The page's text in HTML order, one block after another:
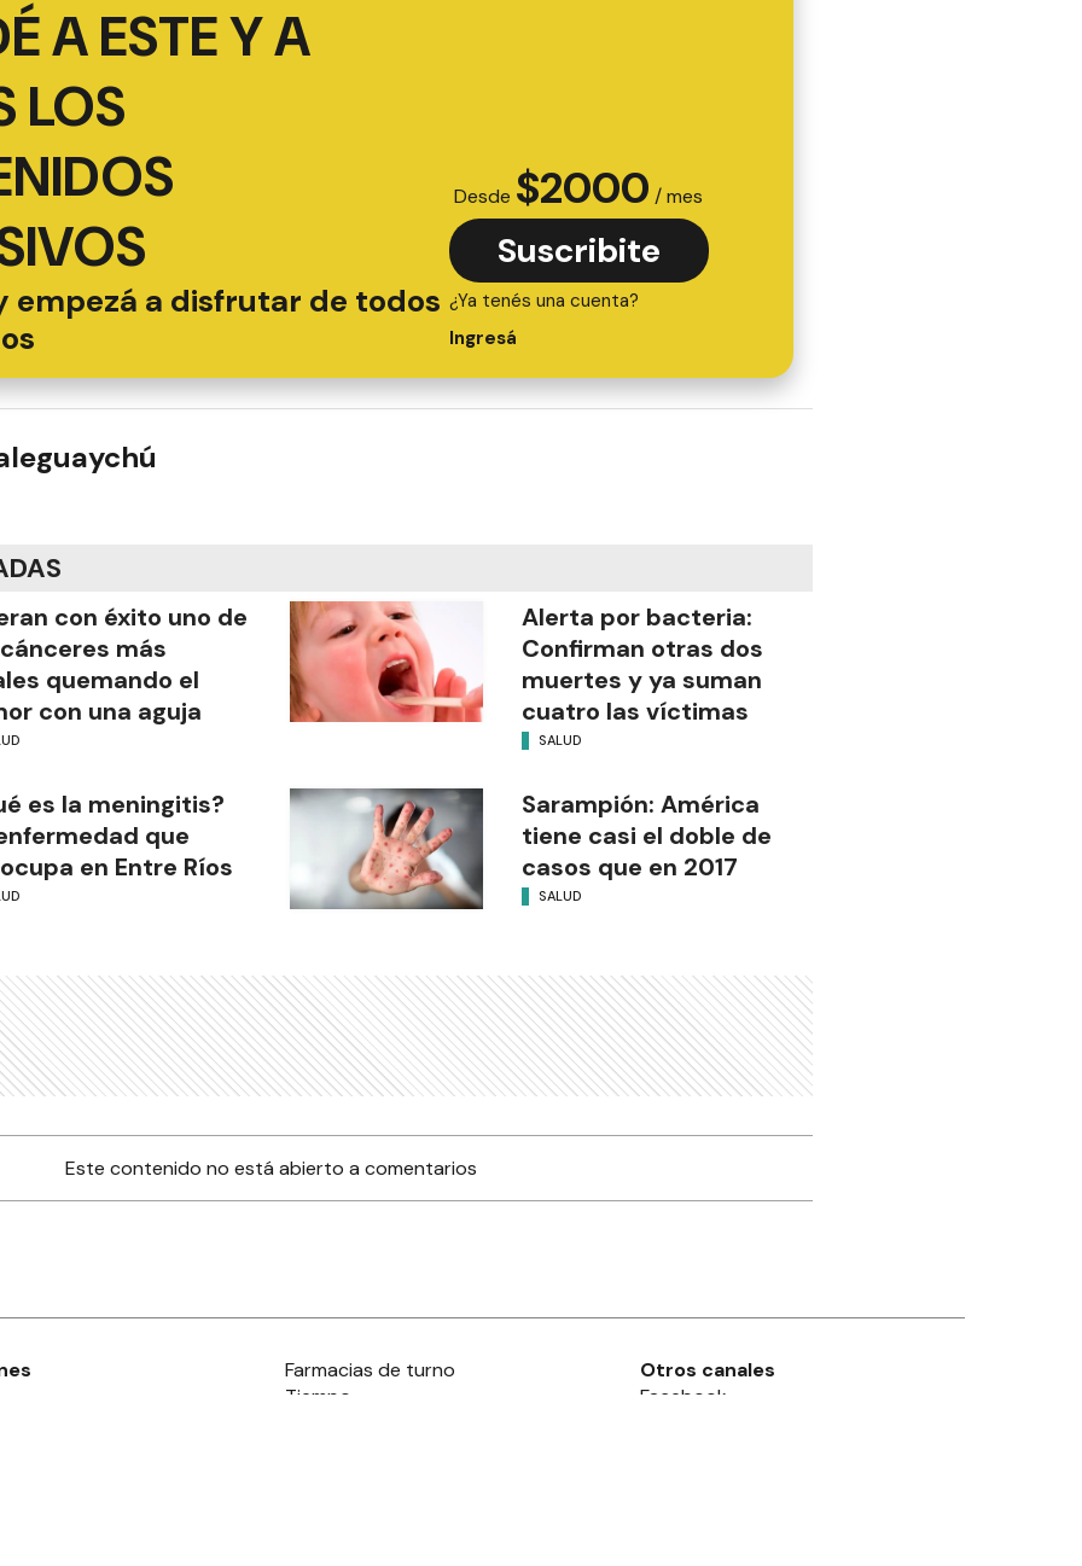
A ESTE Y A
LOS
empezá a disfrutar de todos
Desde $2000 / mes
Suscribite
¿Ya tenés una cuenta?
Ingresá
con éxito uno de
más
quemando el
con una aguja
Alerta por bacteria:
Confirman otras dos
muertes y ya suman
cuatro las víctimas
SALUD
es la meningitis?
que
en Entre Ríos
Sarampión: América
tiene casi el doble de
casos que en 2017
SALUD
Este contenido no está abierto a comentarios
Farmacias de turno
Tiempo
Otros canales
Facebook